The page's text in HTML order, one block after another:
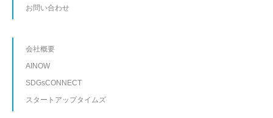
お問い合わせ
会社概要
AINOW
SDGsCONNECT
スタートアップタイムズ